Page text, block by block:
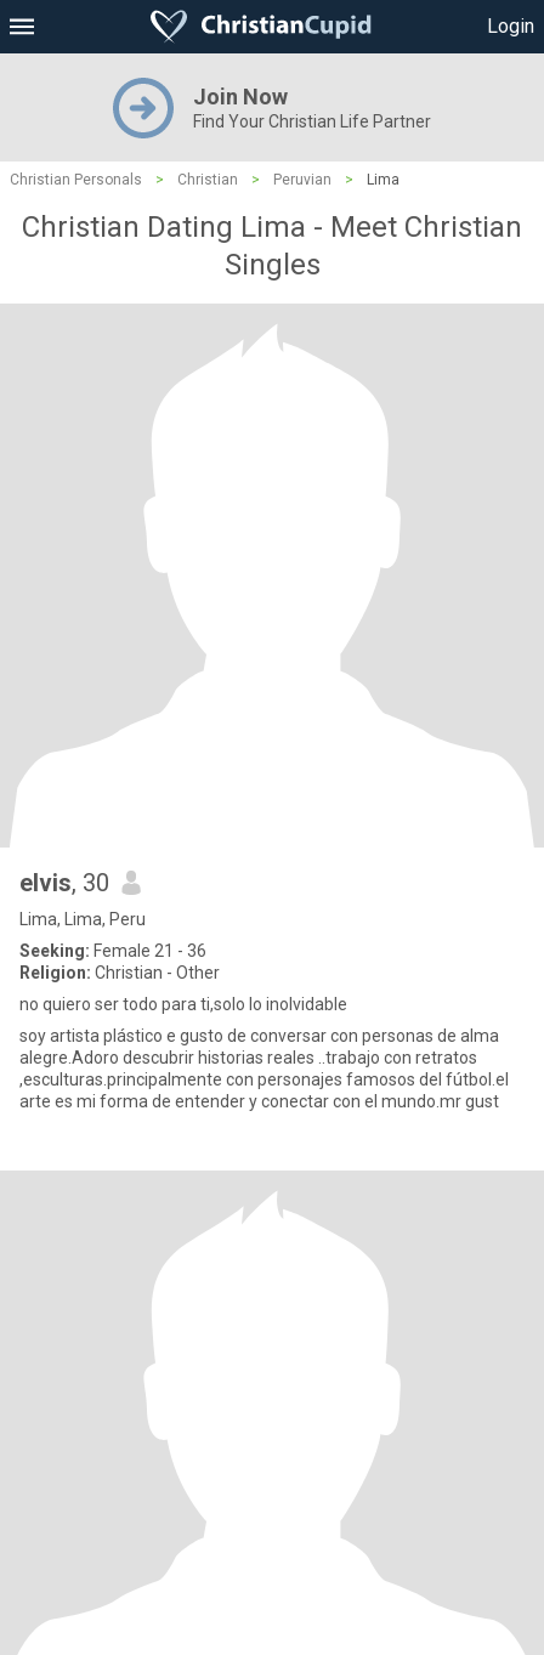
Login
Join Now
Find Your Christian Life Partner
Christian Personals > Christian > Peruvian > Lima
Christian Dating Lima - Meet Christian
Singles
elvis, 30
Lima, Lima, Peru
Seeking: Female 21 - 36
Religion: Christian - Other
no quiero ser todo para ti,solo lo inolvidable
soy artista plástico e gusto de conversar con personas de alma
alegre.Adoro descubrir historias reales ..trabajo con retratos
,esculturas.principalmente con personajes famosos del fútbol.el
arte es mi forma de entender y conectar con el mundo.mr gust